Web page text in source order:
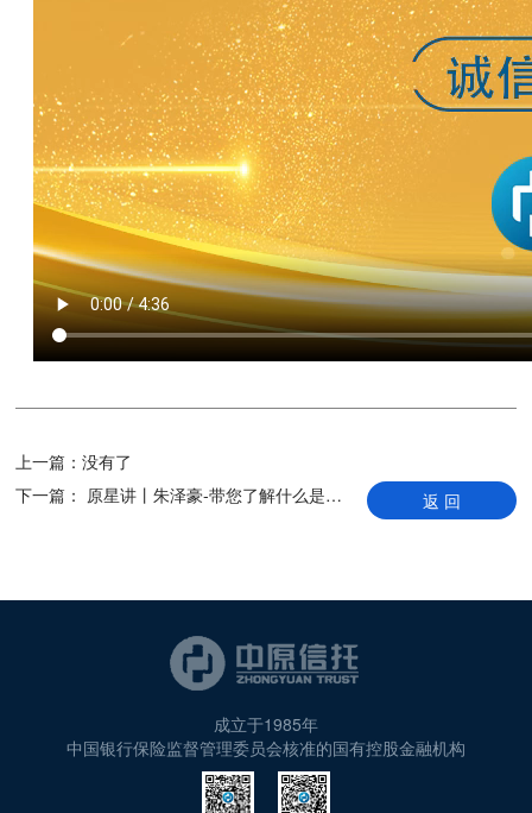
上一篇：没有了
下一篇： 原星讲丨朱泽豪-带您了解什么是指数 返 回
成立于1985年
中国银行保险监督管理委员会核准的国有控股金融机构